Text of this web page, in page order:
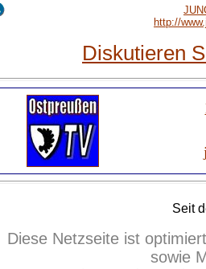
http://
Diskutieren
Seit
Diese Netzseite ist
sowie